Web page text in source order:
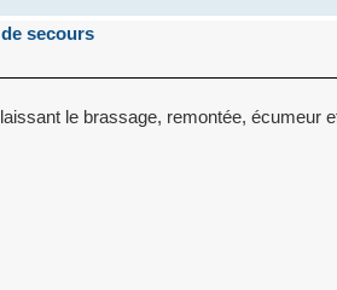
secours
le brassage, remontée, écumeur